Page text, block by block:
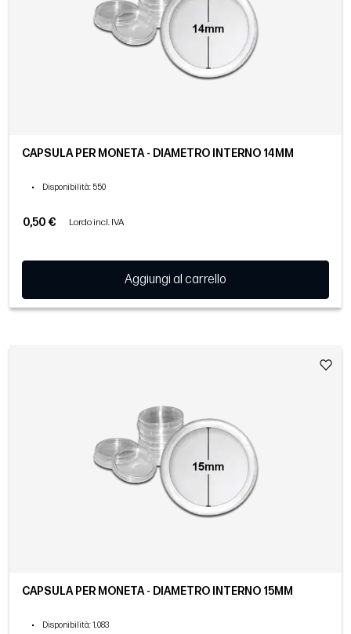
CAPSULA PER MONETA - DIAMETRO INTERNO 14MM
• Disponibilità: 550
0,50 € Lordo incl. IVA
Aggiungi al carrello
CAPSULA PER MONETA - DIAMETRO INTERNO 15MM
• Disponibilità: 1,083